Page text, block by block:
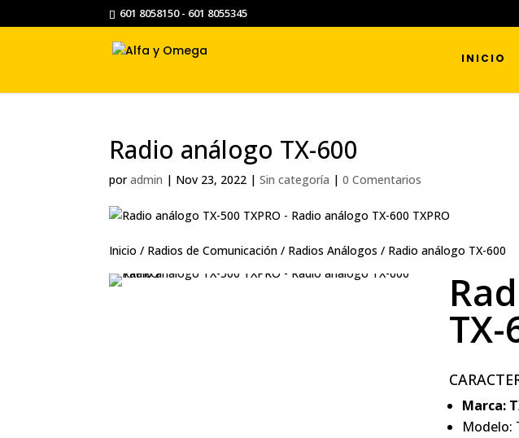
601 8058150 - 601 8055345
INICIO
Radio análogo TX-600
poradmin | Nov 23, 2022 |Sin categoría |0 Comentarios
Inicio / Radios de Comunicación / Radios Análogos / Radio análogo TX-600
TX-
Marca:
Modelo: